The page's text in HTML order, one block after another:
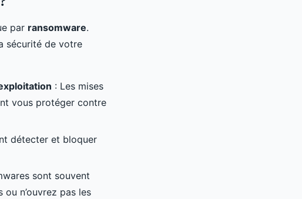
par ransomware.
sécurité de votre
: Les mises
vous protéger contre
détecter et bloquer
sont souvent
n’ouvrez pas les